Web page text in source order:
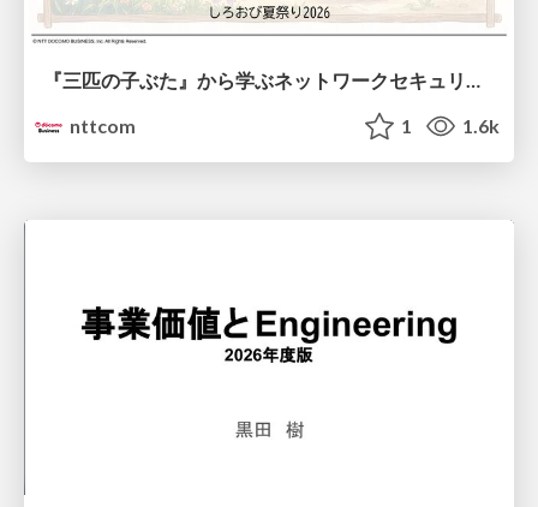
『三匹の子ぶた』から学ぶネットワークセキュリティの昔と今 / Network Security: Then and Now Through the Lens of The Three Little Pigs
nttcom
1 1.6k